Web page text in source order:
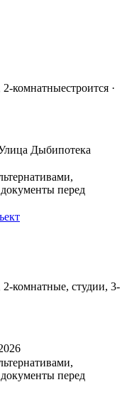
2-комнатныестроится ·
Дыбипотека
перед
комнатные, студии, 3-
перед